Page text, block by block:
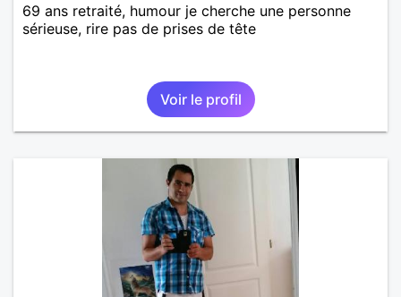
69 ans retraité, humour je cherche une personne
sérieuse, rire pas de prises de tête
Voir le profil